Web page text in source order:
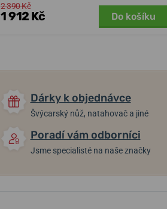
2 390 Kč
1 912 Kč Do košíku
Dárky k objednávce
Švýcarský nůž, natahovač a jiné
Poradí vám odborníci
Jsme specialisté na naše značky